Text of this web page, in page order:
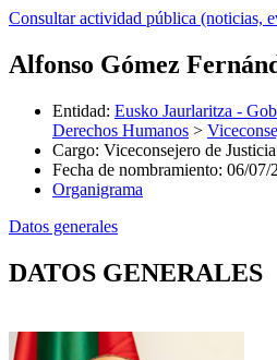
Consultar actividad pública (noticias,
Alfonso Gómez
Entidad: Eusko Jaurlaritza -
Derechos Humanos >
Cargo: Viceconsejero de Justicia
Fecha de nombramiento: 06/07/
Organigrama
Datos generales
DATOS GENERALES